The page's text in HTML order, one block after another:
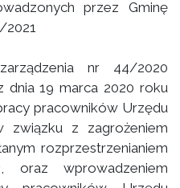
przez Gminę
2021
nr 44/2020
dnia 19 marca 2020 roku
pracowników Urzędu
z zagrożeniem
rozprzestrzenianiem
oraz wprowadzeniem